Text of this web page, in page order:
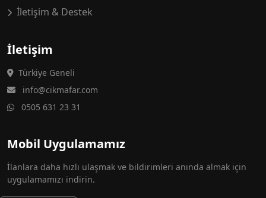
İletişim & Destek
İletişim
Türkiye Geneli
info@cikmafar.com
0505 631 23 31
Mobil Uygulamamız
İlanlara daha hızlı ulaşmak ve bildirimleri anında almak için
uygulamamızı indirin.